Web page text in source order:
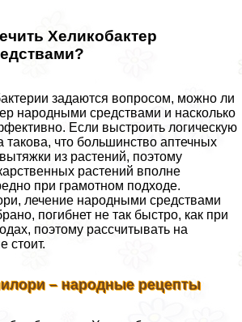
Хеликобактер
задаются вопросом, можно ли
народными средствами и насколько
Если выстроить логическую
такова, что большинство аптечных
из растений, поэтому
растений вполне
при грамотном подходе.
лечение народными средствами
погибнет не так быстро, как при
поэтому рассчитывать на
стоит.
– народные рецепты